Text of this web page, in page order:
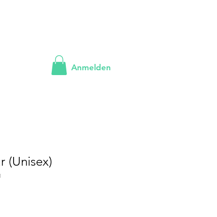
Anmelden
(Unisex)